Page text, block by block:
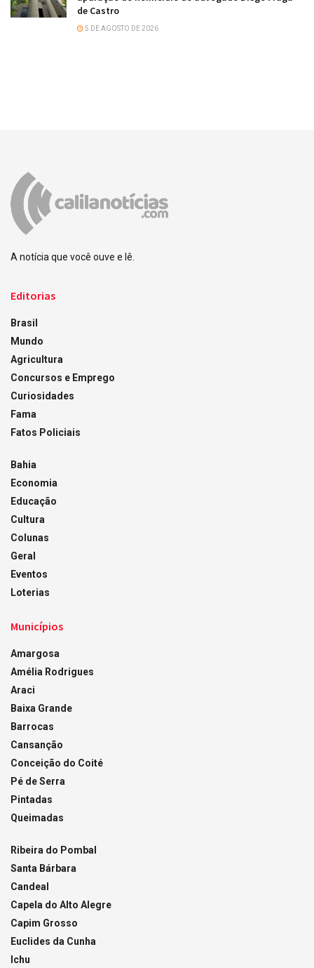
de Castro
5 DE AGOSTO DE 2026
A notícia que você ouve e lê.
Editorias
Brasil
Mundo
Agricultura
Concursos e Emprego
Curiosidades
Fama
Fatos Policiais
Bahia
Economia
Educação
Cultura
Colunas
Geral
Eventos
Loterias
Municípios
Amargosa
Amélia Rodrigues
Araci
Baixa Grande
Barrocas
Cansanção
Conceição do Coité
Pé de Serra
Pintadas
Queimadas
Ribeira do Pombal
Santa Bárbara
Candeal
Capela do Alto Alegre
Capim Grosso
Euclides da Cunha
Ichu